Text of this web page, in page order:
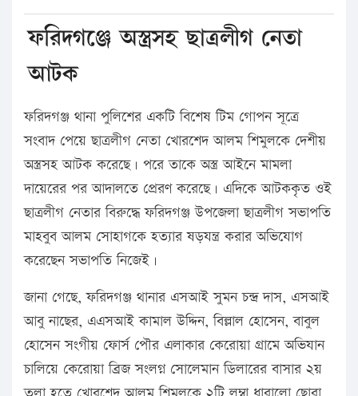
ফরিদগঞ্জে অস্ত্রসহ ছাত্রলীগ নেতা
আটক
ফরিদগঞ্জ থানা পুলিশের একটি বিশেষ টিম গোপন সূত্রে
সংবাদ পেয়ে ছাত্রলীগ নেতা খোরশেদ আলম শিমুলকে দেশীয়
অস্ত্রসহ আটক করেছে। পরে তাকে অস্ত্র আইনে মামলা
দায়েরের পর আদালতে প্রেরণ করেছে। এদিকে আটককৃত ওই
ছাত্রলীগ নেতার বিরুদ্ধে ফরিদগঞ্জ উপজেলা ছাত্রলীগ সভাপতি
মাহবুব আলম সোহাগকে হত্যার ষড়যন্ত্র করার অভিযোগ
করেছেন সভাপতি নিজেই।
জানা গেছে, ফরিদগঞ্জ থানার এসআই সুমন চন্দ্র দাস, এসআই
আবু নাছের, এএসআই কামাল উদ্দিন, বিল্লাল হোসেন, বাবুল
হোসেন সংগীয় ফোর্স পৌর এলাকার কেরোয়া গ্রামে অভিযান
চালিয়ে কেরোয়া ব্রিজ সংলগ্ন সোলেমান ডিলারের বাসার ২য়